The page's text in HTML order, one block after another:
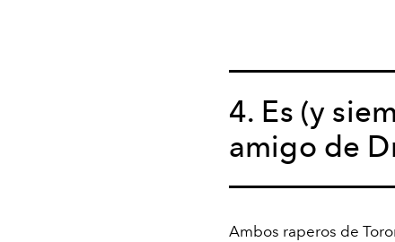
4. Es (y
amigo de
Ambos raperos de